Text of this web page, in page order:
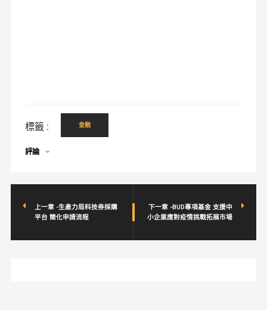
標籤 : 金融
評論
上一章 -生產力局科技券採購
平台 簡化申請流程
下一章 -BUD專項基金 支援中
小企業應對疫情挑戰拓展市場